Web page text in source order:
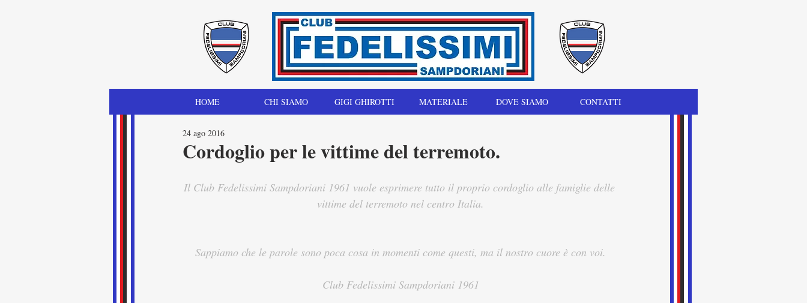
HOME CHI SIAMO GIGI GHIROTTI MATERIALE DOVE SIAMO CONTATTI
Cordoglio per le vittime del terremoto.
24 ago 2016
Il Club Fedelissimi Sampdoriani 1961 vuole esprimere tutto il proprio cordoglio alle famiglie delle
vittime del terremoto nel centro Italia.
Sappiamo che le parole sono poca cosa in momenti come questi, ma il nostro cuore è con voi.
Club Fedelissimi Sampdoriani 1961